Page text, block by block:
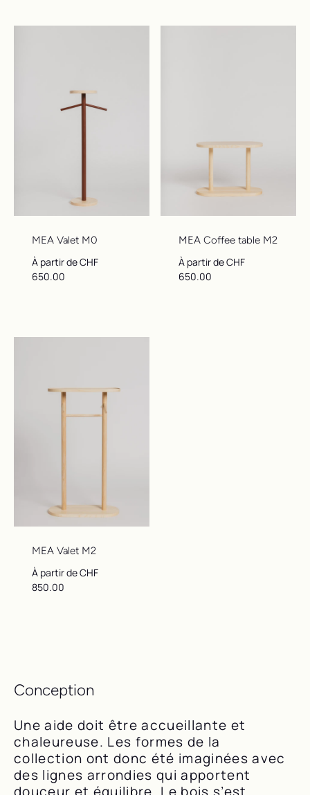
MEA Valet M0
Prix ​​régulier
À partir de CHF
650.00
MEA Coffee table M2
Prix ​​régulier
À partir de CHF
650.00
MEA Valet M2
Prix ​​régulier
À partir de CHF
850.00
Conception
Une aide doit être accueillante et
chaleureuse. Les formes de la
collection ont donc été imaginées avec
des lignes arrondies qui apportent